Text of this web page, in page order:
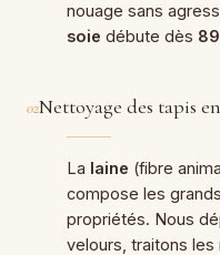
nouage sans
soie débute dès
02Nettoyage des tapis
La laine (fibre
compose les
propriétés. Nous
velours, traitons les